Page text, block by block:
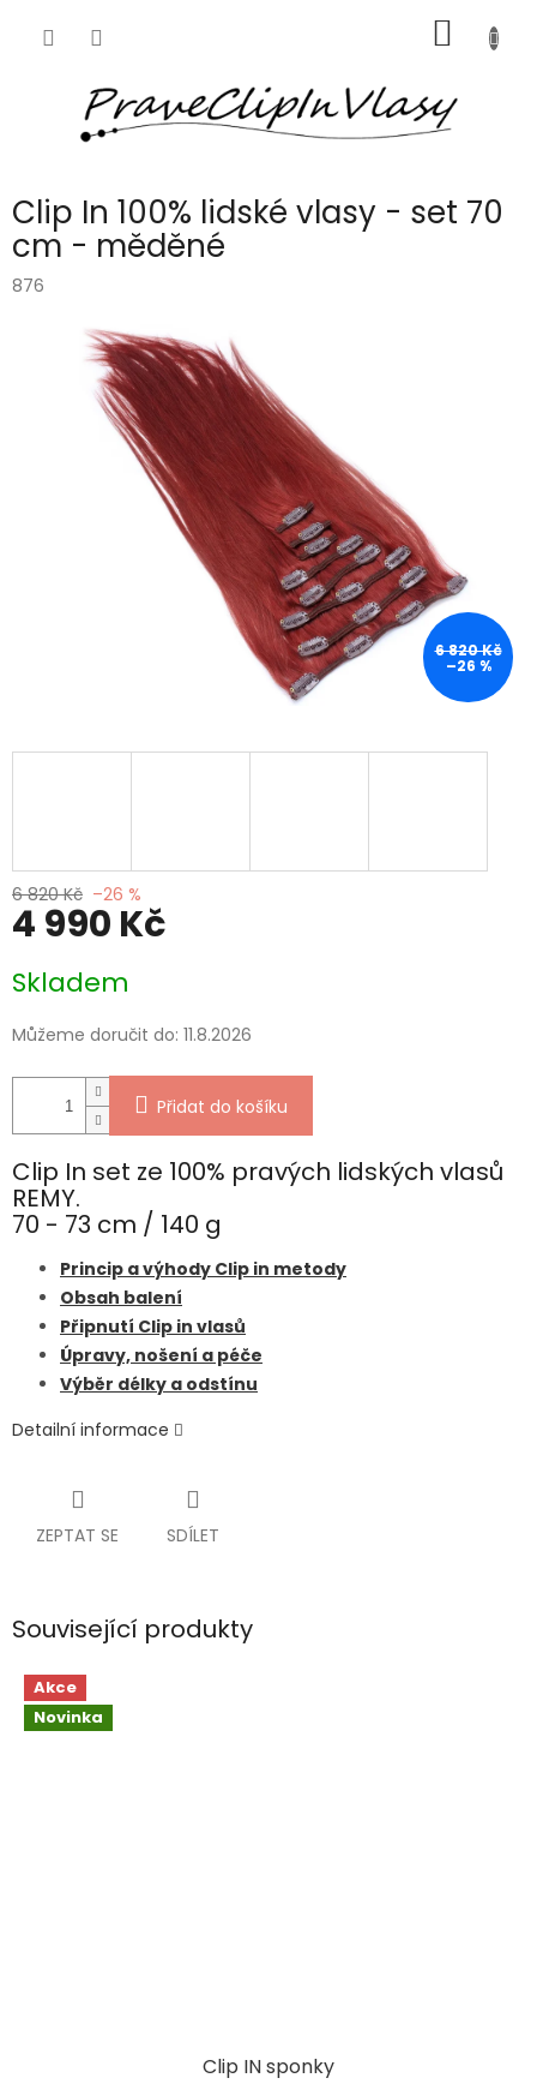
KOŠÍK
Clip In 100% lidské vlasy - set 70
cm - měděné
876
6 820 Kč
–26 %
6 820 Kč –26 %
4 990 Kč
cena:
Skladem
Můžeme doručit do: 11.8.2026
Přidat do košíku
Clip In set ze 100% pravých lidských vlasů
REMY.
70 - 73 cm / 140 g
Princip a výhody Clip in metody
Obsah balení
Připnutí Clip in vlasů
Úpravy, nošení a péče
Výběr délky a odstínu
Detailní informace
ZEPTAT SE SDÍLET
Související produkty
Akce
Novinka
Clip IN sponky